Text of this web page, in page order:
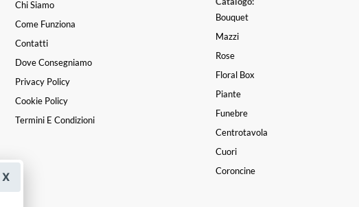
Chi Siamo
Come Funziona
Contatti
Dove Consegniamo
Privacy Policy
Cookie Policy
Termini E Condizioni
Bouquet
Mazzi
Rose
Floral Box
Piante
Funebre
Centrotavola
Cuori
Coroncine
X